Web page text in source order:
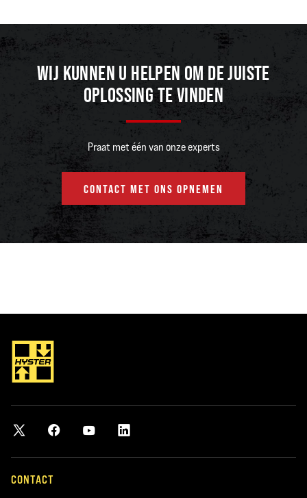
WIJ KUNNEN U HELPEN OM DE JUISTE
OPLOSSING TE VINDEN
Praat met één van onze experts
CONTACT MET ONS OPNEMEN
CONTACT